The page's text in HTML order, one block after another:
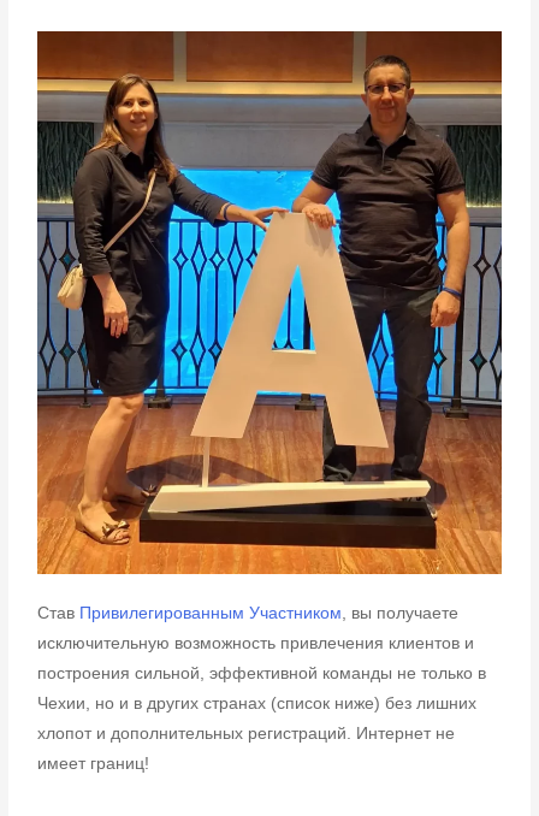
Став Привилегированным Участником , вы получаете
исключительную возможность привлечения клиентов и
построения сильной, эффективной команды не только в
Чехии, но и в других странах (список ниже) без лишних
хлопот и дополнительных регистраций. Интернет не
имеет границ!